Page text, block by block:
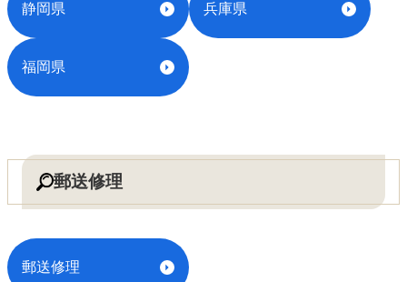
静岡県 兵庫県
福岡県
郵送修理
郵送修理